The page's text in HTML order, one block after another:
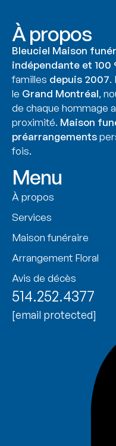
À propos
Bleuciel Maison
indépendante et 100
familles depuis 2007.
le Grand Montréal,
de chaque hommage
proximité. Maison
préarrangements
fois.
Menu
À propos
Services
Maison funéraire
Arrangement Floral
Avis de décès
514.252.4377
[email protected]